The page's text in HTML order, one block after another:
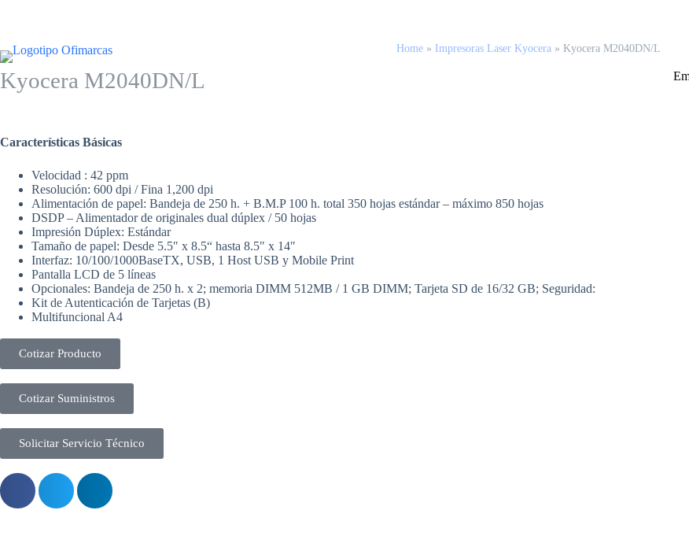
Home » Impresoras Laser Kyocera » Kyocera M2040DN/L
Kyocera M2040DN/L
Características Básicas
Velocidad : 42 ppm
Resolución: 600 dpi / Fina 1,200 dpi
Alimentación de papel: Bandeja de 250 h. + B.M.P 100 h. total 350 hojas estándar – máximo 850 hojas
DSDP – Alimentador de originales dual dúplex / 50 hojas
Impresión Dúplex: Estándar
Tamaño de papel: Desde 5.5″ x 8.5“ hasta 8.5″ x 14″
Interfaz: 10/100/1000BaseTX, USB, 1 Host USB y Mobile Print
Pantalla LCD de 5 líneas
Opcionales: Bandeja de 250 h. x 2; memoria DIMM 512MB / 1 GB DIMM; Tarjeta SD de 16/32 GB; Seguridad:
Kit de Autenticación de Tarjetas (B)
Multifuncional A4
Cotizar Producto
Cotizar Suministros
Solicitar Servicio Técnico